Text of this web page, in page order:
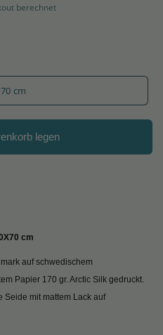
berechnet
cm
legen
cm
auf schwedischem
Papier 170 gr. Arctic Silk gedruckt.
Seide mit mattem Lack auf